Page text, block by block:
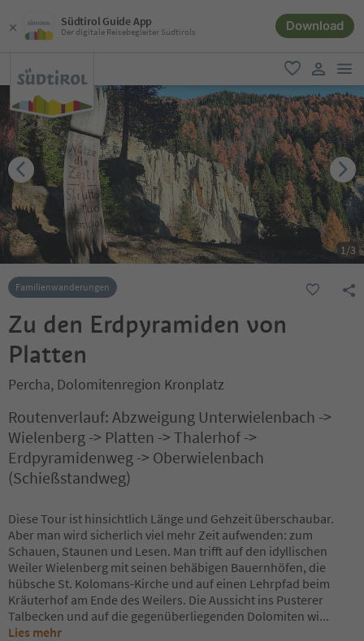
Südtirol Guide App
Der digitale Reisebegleiter Südtirols Download
favorit
user link
1/3
Familienwanderungen
Zu den Erdpyramiden von
Platten
Percha, Dolomitenregion Kronplatz
Routenverlauf: Abzweigung Unterwielenbach ->
Wielenberg -> Platten -> Thalerhof ->
Erdpyramidenweg -> Oberwielenbach
(Schießstandweg)
Diese Tour ist hinsichtlich Länge und Gehzeit überschaubar.
Aber man wird sicherlich viel mehr Zeit aufwenden: zum
Schauen, Staunen und Lesen. Man trifft auf den idyllischen
Weiler Wielenberg mit seinen behäbigen Bauernhöfen, die
hübsche St. Kolomans-Kirche und auf einen Lehrpfad beim
Kräuterhof am Ende des Weilers. Die Aussicht ins Pusterer
Talbecken und auf die gegenüberliegenden Dolomiten wi...
Lies mehr